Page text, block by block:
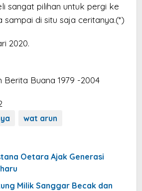
sangat pilihan untuk pergi ke
sampai di situ saja ceritanya.(*)
2020.
Berita Buana 1979 -2004
wat arun
Oetara Ajak Generasi
Milik Sanggar Becak dan